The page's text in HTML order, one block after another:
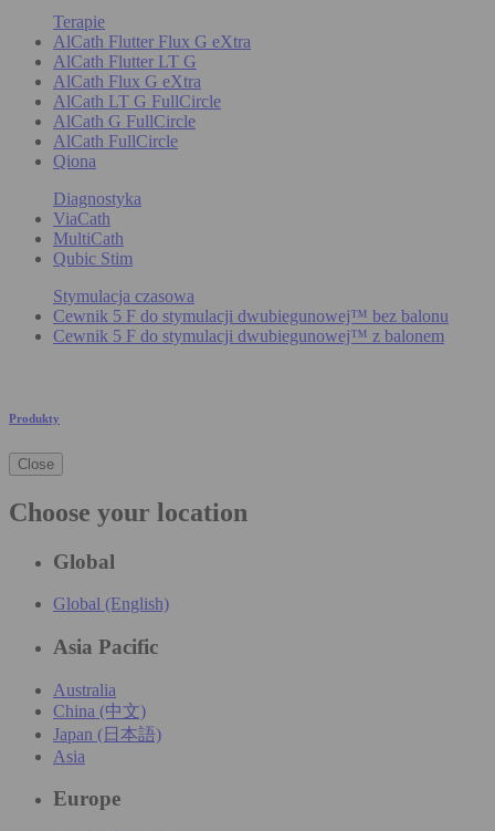
Terapie
AlCath Flutter Flux G eXtra
AlCath Flutter LT G
AlCath Flux G eXtra
AlCath LT G FullCircle
AlCath G FullCircle
AlCath FullCircle
Qiona
Diagnostyka
ViaCath
MultiCath
Qubic Stim
Stymulacja czasowa
Cewnik 5 F do stymulacji dwubiegunowej™ bez balonu
Cewnik 5 F do stymulacji dwubiegunowej™ z balonem
Produkty
Close
Choose your location
Global
Global (English)
Asia Pacific
Australia
China (中文)
Japan (日本語)
Asia
Europe